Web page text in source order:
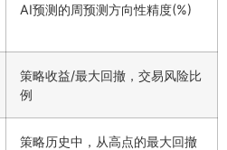
AI预测的周预测方向性精度(%)
策略收益/最大回撤，交易风险比
例
策略历史中，从高点的最大回撤